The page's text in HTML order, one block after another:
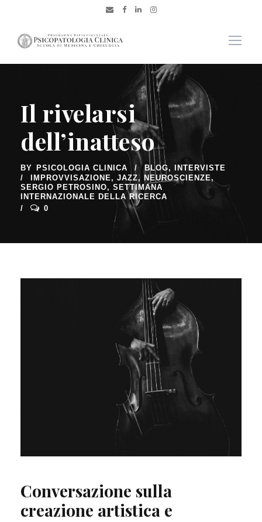
Il rivelarsi
dell’inatteso
BY PSICOLOGIA CLINICA BLOG,
INTERVISTE
IMPROVVISAZIONE , JAZZ, NEUROSCIENZE,
SERGIO PETROSINO, SETTIMANA
INTERNAZIONALE DELLA RICERCA
0
Conversazione sulla
creazione artistica e